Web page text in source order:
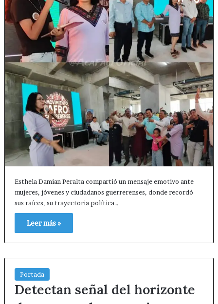
Esthela Damian Peralta compartió un mensaje emotivo ante
mujeres, jóvenes y ciudadanos guerrerenses, donde recordó
sus raíces, su trayectoria política…
Leer más »
Portada
Detectan señal del horizonte